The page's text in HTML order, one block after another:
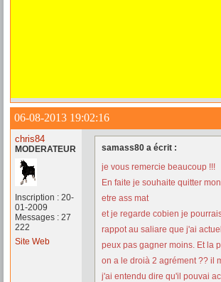
06-08-2013 19:02:16
chris84
MODERATEUR
Inscription : 20-
01-2009
Messages : 27
222
Site Web
samass80 a écrit :
je vous remercie beaucoup !!!
En faite je souhaite quitter
etre ass mat
et je regarde cobien je
rappot au saliare que j'ai
peux pas gagner moins. Et la
on a le droià 2 agrément ?? il
j'ai entendu dire qu'il pouvai